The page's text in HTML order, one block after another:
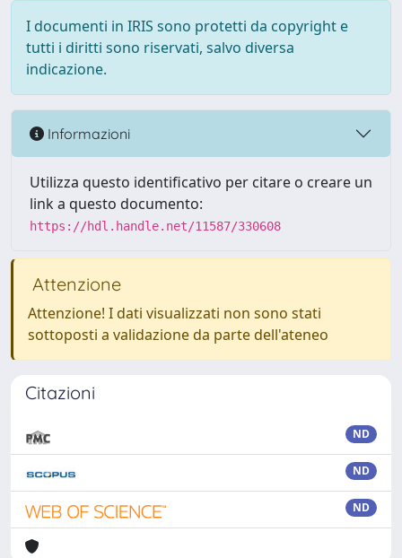
I documenti in IRIS sono protetti da copyright e
tutti i diritti sono riservati, salvo diversa
indicazione.
Informazioni
Utilizza questo identificativo per citare o creare un
link a questo documento:
https://hdl.handle.net/11587/330608
Attenzione
Attenzione! I dati visualizzati non sono stati
sottoposti a validazione da parte dell'ateneo
Citazioni
ND
ND
ND